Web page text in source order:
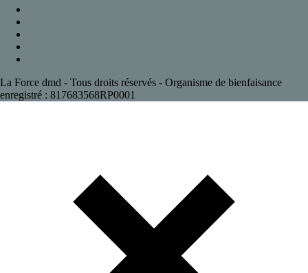
La Force dmd - Tous droits réservés - Organisme de bienfaisance
enregistré : 817683568RP0001